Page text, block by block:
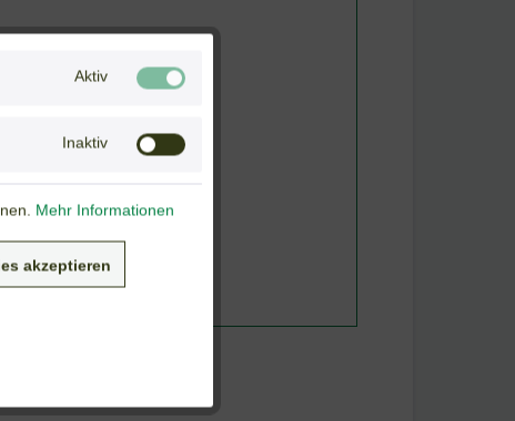
Aktiv
Inaktiv
Mehr Informationen
akzeptieren